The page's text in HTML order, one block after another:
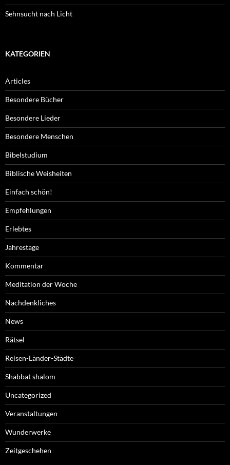
Sehnsucht nach Licht
KATEGORIEN
Articles
Besondere Bücher
Besondere Lieder
Besondere Menschen
Bibelstudium
Biblische Weisheiten
Einfach schön!
Empfehlungen
Erlebtes
Jahrestage
Kommentar
Meditation der Woche
Nachdenkliches
News
Rätsel
Reisen-Länder-Städte
Shabbat shalom
Uncategorized
Veranstaltungen
Wunderwerke
Zeitgeschehen